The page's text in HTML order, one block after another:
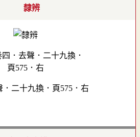
隸辨
．二十九換．頁575．右